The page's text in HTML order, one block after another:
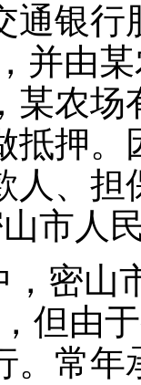
通银行
并由
某农
抵押。
人、担
市人
，密山
但由
。常年